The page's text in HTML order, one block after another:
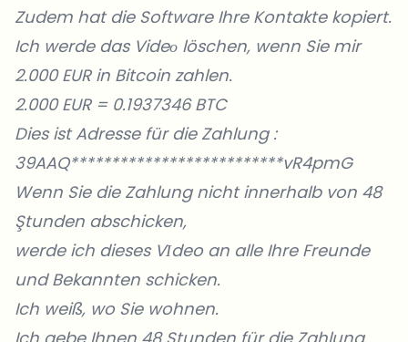
Zudem hat die Software Ihre Kontakte kopiert.
Ich werde das Videо löschen, wenn Sie mir
2.000 EUR in Bitcoin zahlen.
2.000 EUR = 0.1937346 BTC
Dies ist Adresse für die Zahlung :
39AAQ**************************vR4pmG
Wenn Sie die Zahlung nicht innerhalb von 48
Ştunden abschicken,
werde ich dieses VΙdeo an alle Ihre Freunde
und Bekannten schicken.
Ich weiß, wo Sie wohnen.